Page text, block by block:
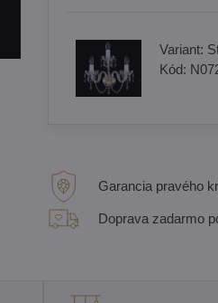
Variant:
Kód:
Garancia pravého
Doprava zadarmo